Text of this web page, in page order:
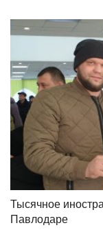
Тысячное
Павлодаре